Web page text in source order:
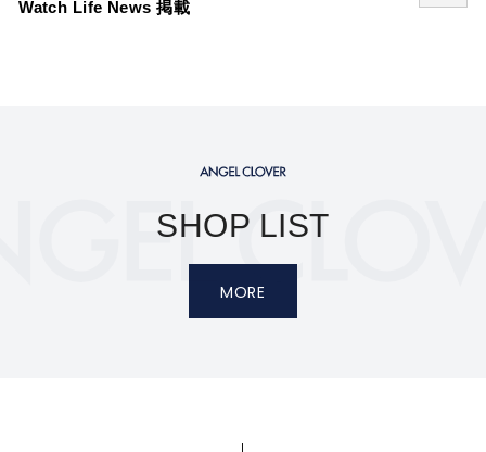
Watch Life News 掲載
SHOP LIST
MORE